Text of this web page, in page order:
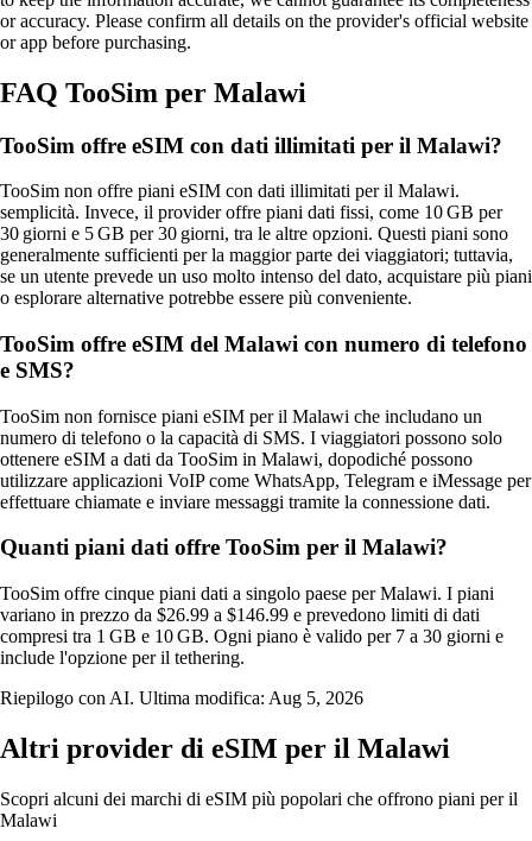
or accuracy. Please confirm all details on the provider's official website
or app before purchasing.
FAQ TooSim per Malawi
TooSim offre eSIM con dati illimitati per il Malawi?
TooSim non offre piani eSIM con dati illimitati per il Malawi.
semplicità. Invece, il provider offre piani dati fissi, come 10 GB per
30 giorni e 5 GB per 30 giorni, tra le altre opzioni. Questi piani sono
generalmente sufficienti per la maggior parte dei viaggiatori; tuttavia,
se un utente prevede un uso molto intenso del dato, acquistare più piani
o esplorare alternative potrebbe essere più conveniente.
TooSim offre eSIM del Malawi con numero di telefono
e SMS?
TooSim non fornisce piani eSIM per il Malawi che includano un
numero di telefono o la capacità di SMS. I viaggiatori possono solo
ottenere eSIM a dati da TooSim in Malawi, dopodiché possono
utilizzare applicazioni VoIP come WhatsApp, Telegram e iMessage per
effettuare chiamate e inviare messaggi tramite la connessione dati.
Quanti piani dati offre TooSim per il Malawi?
TooSim offre cinque piani dati a singolo paese per Malawi. I piani
variano in prezzo da $26.99 a $146.99 e prevedono limiti di dati
compresi tra 1 GB e 10 GB. Ogni piano è valido per 7 a 30 giorni e
include l'opzione per il tethering.
Riepilogo con AI. Ultima modifica: Aug 5, 2026
Altri provider di eSIM per il Malawi
Scopri alcuni dei marchi di eSIM più popolari che offrono piani per il
Malawi